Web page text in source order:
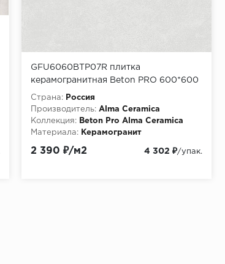
GFU6060BTP07R плитка
керамогранитная Beton PRO 600*600
(5 шт в уп/54 м в пал)
Страна:
Россия
Производитель: Alma Ceramica
Коллекция:
Beton Pro Alma Ceramica
Материала:
Керамогранит
2 390 ₽/м2 4 302 ₽/упак.